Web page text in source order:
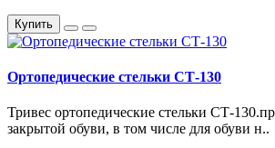
Купить
Ортопедические стельки СТ-130
Тривес ортопедические стельки СТ-
закрытой обуви, в том числе для обуви н..